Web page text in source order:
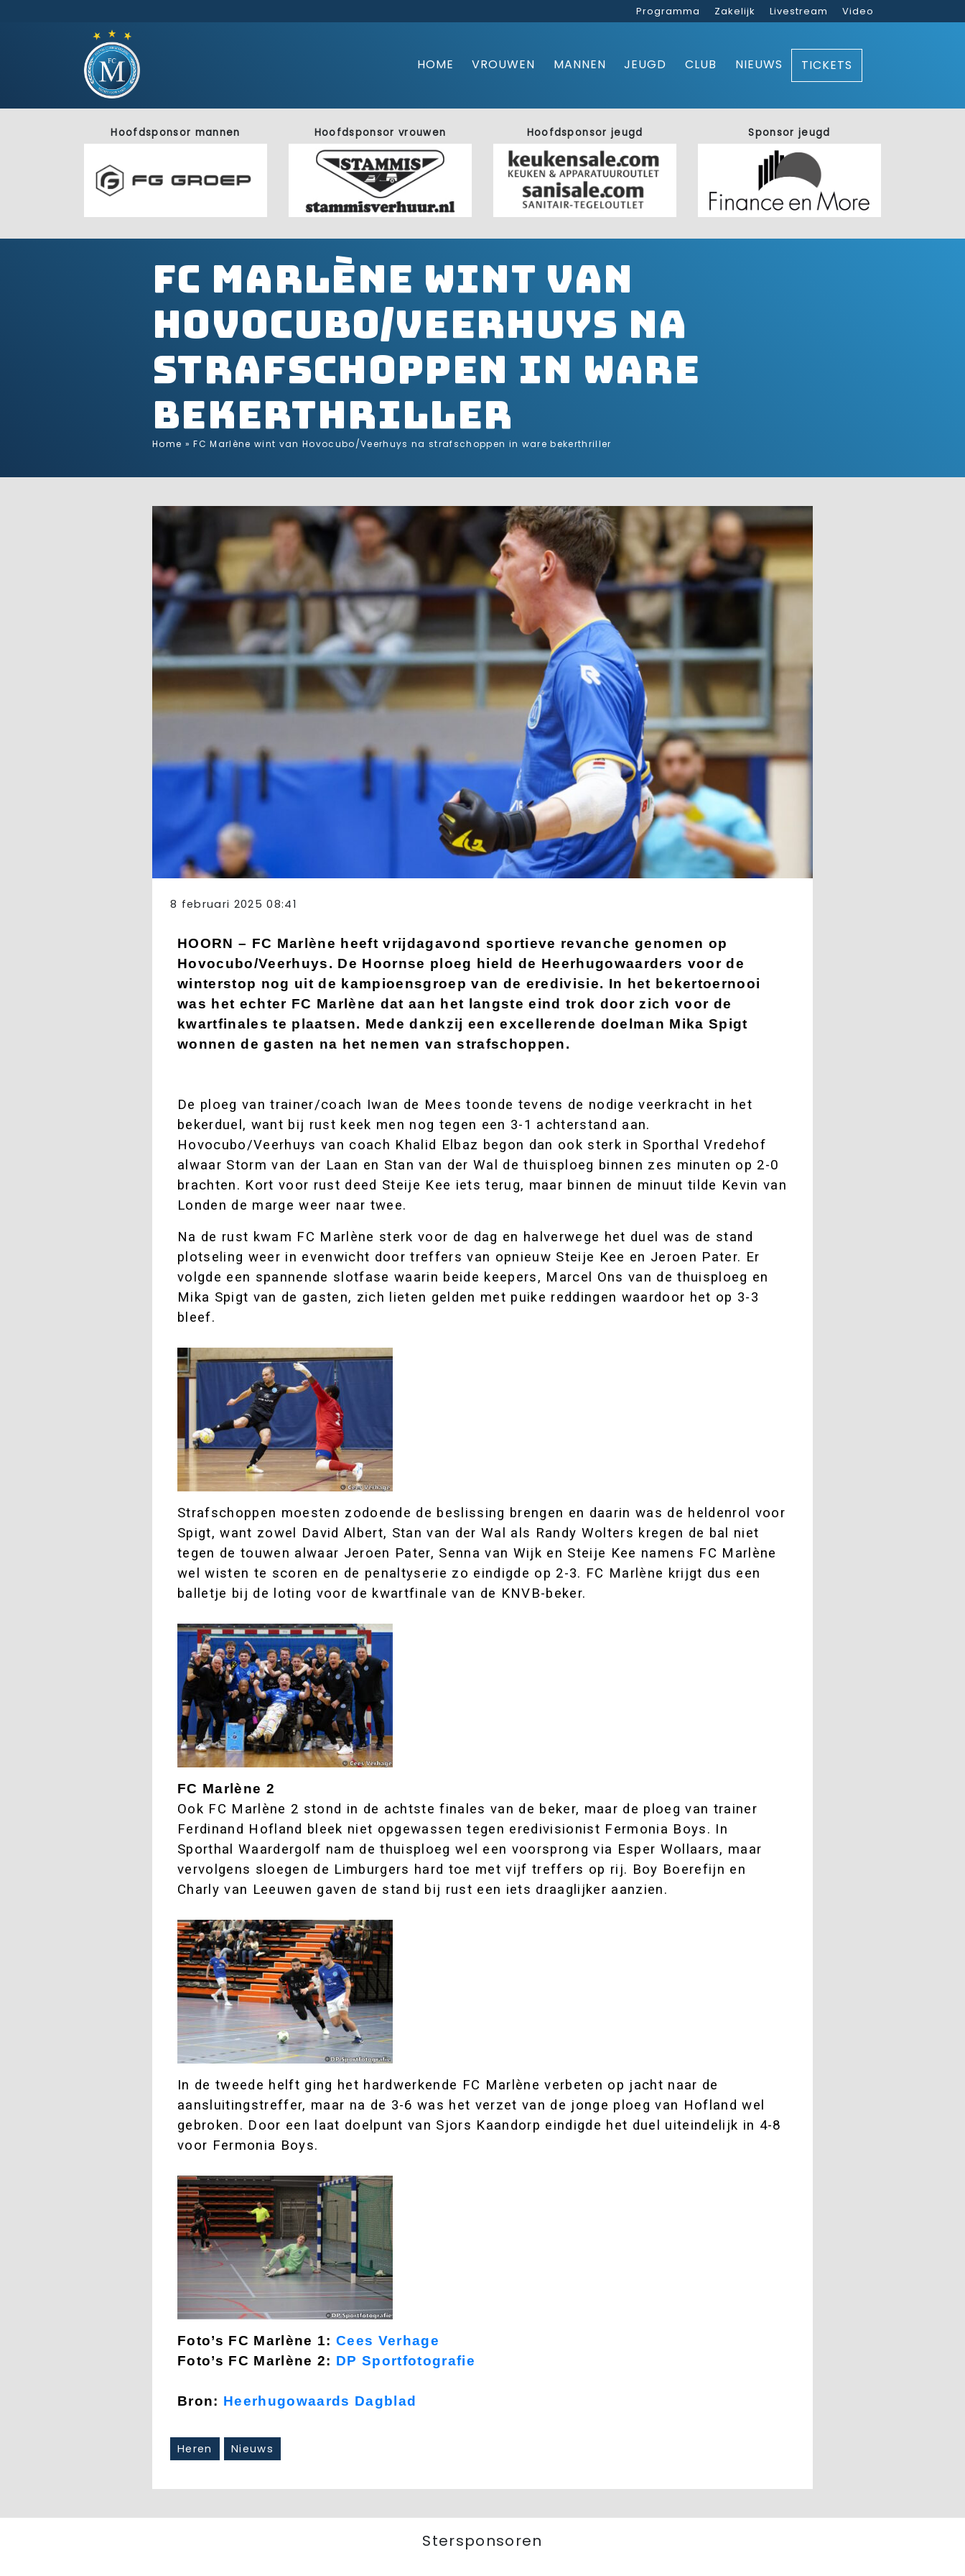
Programma Zakelijk Livestream Video
HOME VROUWEN MANNEN JEUGD CLUB NIEUWS TICKETS
Hoofdsponsor mannen Hoofdsponsor vrouwen Hoofdsponsor jeugd Sponsor jeugd
FC Marlène wint van
Hovocubo/Veerhuys na
strafschoppen in ware
bekerthriller
Home »FC Marlène wint van Hovocubo/Veerhuys na strafschoppen in ware bekerthriller
8 februari 2025 08:41
HOORN – FC Marlène heeft vrijdagavond sportieve revanche genomen op
Hovocubo/Veerhuys. De Hoornse ploeg hield de Heerhugowaarders voor de
winterstop nog uit de kampioensgroep van de eredivisie. In het bekertoernooi
was het echter FC Marlène dat aan het langste eind trok door zich voor de
kwartfinales te plaatsen. Mede dankzij een excellerende doelman Mika Spigt
wonnen de gasten na het nemen van strafschoppen.
De ploeg van trainer/coach Iwan de Mees toonde tevens de nodige veerkracht in het
bekerduel, want bij rust keek men nog tegen een 3-1 achterstand aan.
Hovocubo/Veerhuys van coach Khalid Elbaz begon dan ook sterk in Sporthal Vredehof
alwaar Storm van der Laan en Stan van der Wal de thuisploeg binnen zes minuten op 2-0
brachten. Kort voor rust deed Steije Kee iets terug, maar binnen de minuut tilde Kevin van
Londen de marge weer naar twee.
Na de rust kwam FC Marlène sterk voor de dag en halverwege het duel was de stand
plotseling weer in evenwicht door treffers van opnieuw Steije Kee en Jeroen Pater. Er
volgde een spannende slotfase waarin beide keepers, Marcel Ons van de thuisploeg en
Mika Spigt van de gasten, zich lieten gelden met puike reddingen waardoor het op 3-3
bleef.
Strafschoppen moesten zodoende de beslissing brengen en daarin was de heldenrol voor
Spigt, want zowel David Albert, Stan van der Wal als Randy Wolters kregen de bal niet
tegen de touwen alwaar Jeroen Pater, Senna van Wijk en Steije Kee namens FC Marlène
wel wisten te scoren en de penaltyserie zo eindigde op 2-3. FC Marlène krijgt dus een
balletje bij de loting voor de kwartfinale van de KNVB-beker.
FC Marlène 2
Ook FC Marlène 2 stond in de achtste finales van de beker, maar de ploeg van trainer
Ferdinand Hofland bleek niet opgewassen tegen eredivisionist Fermonia Boys. In
Sporthal Waardergolf nam de thuisploeg wel een voorsprong via Esper Wollaars, maar
vervolgens sloegen de Limburgers hard toe met vijf treffers op rij. Boy Boerefijn en
Charly van Leeuwen gaven de stand bij rust een iets draaglijker aanzien.
In de tweede helft ging het hardwerkende FC Marlène verbeten op jacht naar de
aansluitingstreffer, maar na de 3-6 was het verzet van de jonge ploeg van Hofland wel
gebroken. Door een laat doelpunt van Sjors Kaandorp eindigde het duel uiteindelijk in 4-8
voor Fermonia Boys.
Foto’s FC Marlène 1: Cees Verhage
Foto’s FC Marlène 2: DP Sportfotografie
Bron: Heerhugowaards Dagblad
Heren Nieuws
Stersponsoren